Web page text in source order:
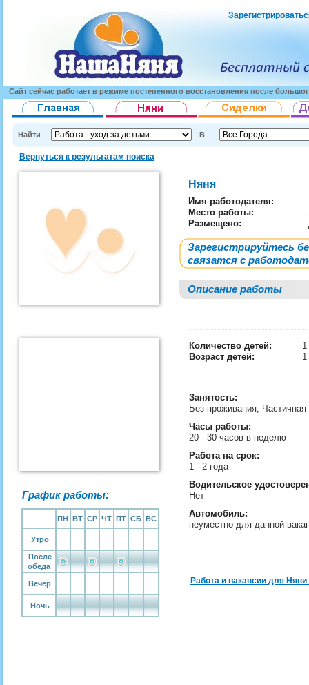
Сайт сейчас работает в режиме постепенного восстановления после
Найти В
Вернуться к результатам поиска
График работы:
ПН ВТ СР ЧТ ПТ СБ ВС
Утро
После
обеда
Вечер
Ночь
Няня
Имя работодателя:
Место работы:
Размещено:
Зарегистрируйтесь
связатся с
Описание работы
Количество детей:
1
Возраст детей:
Занятость:
Без проживания, Частичная
Часы работы:
20 - 30 часов в неделю
Работа на срок:
1 - 2 года
Водительское
Нет
Автомобиль:
неуместно для данной
Работа и вакансии для